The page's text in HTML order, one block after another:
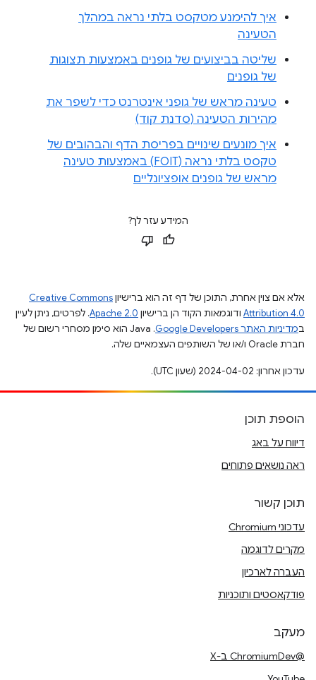
איך להימנע מטקסט בלתי נראה במהלך
הטעינה
שליטה בביצועים של גופנים באמצעות תצוגות
של גופנים
טעינה מראש של גופני אינטרנט כדי לשפר את
מהירות הטעינה (סדנת קוד)
איך מונעים שינויים בפריסת הדף והבהובים של
טקסט בלתי נראה (FOIT) באמצעות טעינה
מראש של גופנים אופציונליים
המידע עזר לך?
אלא אם צוין אחרת, התוכן של דף זה הוא ברישיוןCreative Commons
Attribution 4.0 ודוגמאות הקוד הן ברישיון Apache 2.0. לפרטים, ניתן לעיין
במדיניות האתר Google Developers‏
.‏ Java הוא סימן מסחרי רשום של
חברת Oracle ו/או של השותפים העצמאיים שלה.
עדכון אחרון: 2024-04-02 (שעון UTC).
הוספת תוכן
דיווח על באג
ראה נושאים פתוחים
תוכן קשור
עדכוני Chromium
מקרים לדוגמה
העברה לארכיון
פודקאסטים ותוכניות
מעקב
@ChromiumDev ב-X